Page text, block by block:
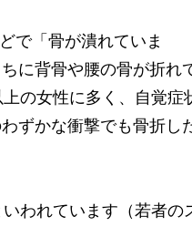
で「骨が潰れていま
に背骨や腰の骨が折れ
の女性に多く、自覚症
ずかな衝撃でも骨折し
われています（若者の